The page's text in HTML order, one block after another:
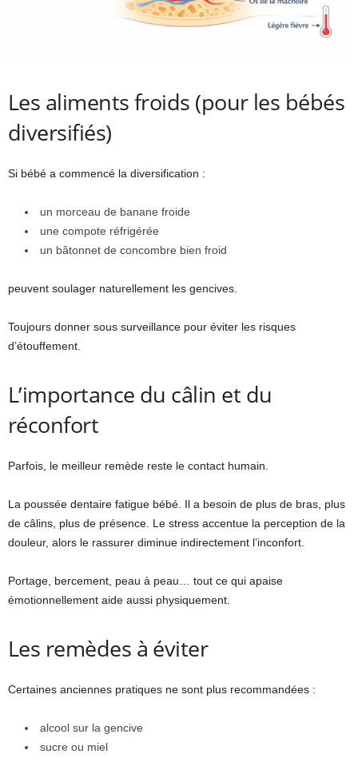
Les aliments froids (pour les bébés
diversifiés)
Si bébé a commencé la diversification :
un morceau de banane froide
une compote réfrigérée
un bâtonnet de concombre bien froid
peuvent soulager naturellement les gencives.
Toujours donner sous surveillance pour éviter les risques
d’étouffement.
L’importance du câlin et du
réconfort
Parfois, le meilleur remède reste le contact humain.
La poussée dentaire fatigue bébé. Il a besoin de plus de bras, plus
de câlins, plus de présence. Le stress accentue la perception de la
douleur, alors le rassurer diminue indirectement l’inconfort.
Portage, bercement, peau à peau… tout ce qui apaise
émotionnellement aide aussi physiquement.
Les remèdes à éviter
Certaines anciennes pratiques ne sont plus recommandées :
alcool sur la gencive
sucre ou miel